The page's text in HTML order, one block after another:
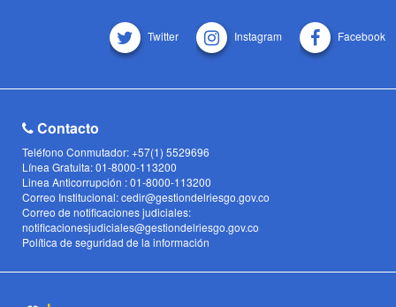
Twitter Instagram Facebook
Contacto
Teléfono Conmutador: +57(1) 5529696
Línea Gratuita: 01-8000-113200
Linea Anticorrupción : 01-8000-113200
Correo Institucional: cedir@gestiondelriesgo.gov.co
Correo de notificaciones judiciales:
notificacionesjudiciales@gestiondelriesgo.gov.co
Política de seguridad de la información